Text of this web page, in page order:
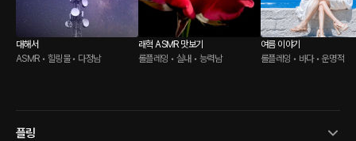
대해서
ASMR • 힐링물 • 다정남
래혁 ASMR 맛보기
롤플레잉 • 실내 • 능력남
여름 이야기
롤플레잉 • 바다 • 운명적
플링